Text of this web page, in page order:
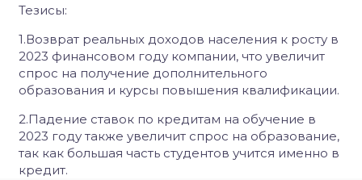
Тезисы:
1.Возврат реальных доходов населения к росту в
2023 финансовом году компании, что увеличит
спрос на получение дополнительного
образования и курсы повышения квалификации.
2.Падение ставок по кредитам на обучение в
2023 году также увеличит спрос на образование,
так как большая часть студентов учится именно в
кредит.